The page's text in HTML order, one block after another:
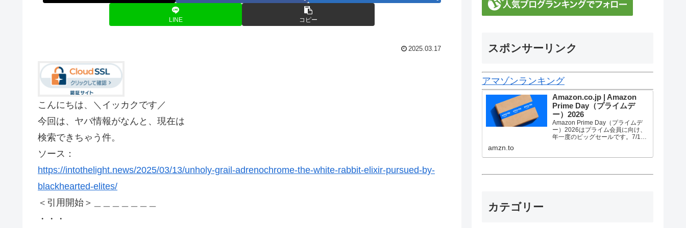
LINE コピー
2025.03.17
こんにちは、＼イッカクです／
今回は、ヤバ情報がなんと、現在は
検索できちゃう件。
ソース：
https://intothelight.news/2025/03/13/unholy-grail-adrenochrome-the-white-rabbit-elixir-pursued-by-
blackhearted-elites/
＜引用開始＞＿＿＿＿＿＿＿
・・・
スポンサーリンク
アマゾンランキング
Amazon.co.jp | Amazon
Prime Day（プライムデ
ー）2026
Amazon Prime Day（プライムデ
ー）2026はプライム会員に向け、
年一度のビッグセールです。7/10
ら数多くのお買得商品が96時間に
amzn.to
カテゴリー